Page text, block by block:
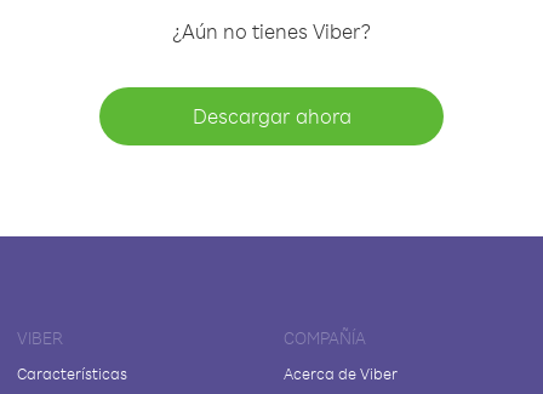
¿Aún no tienes Viber?
Descargar ahora
VIBER
Características
COMPAÑÍA
Acerca de Viber